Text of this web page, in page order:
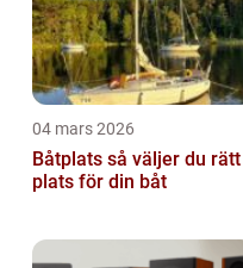
04 mars 2026
Båtplats så väljer du rätt
plats för din båt